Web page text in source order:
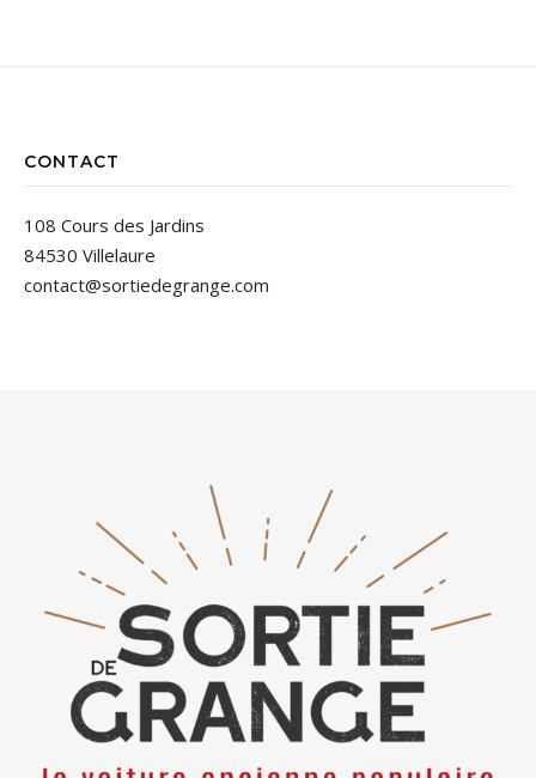
CONTACT
108 Cours des Jardins
84530 Villelaure
contact@sortiedegrange.com